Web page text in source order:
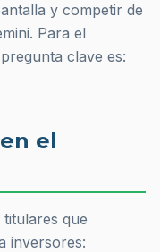
y competir de
Para el
clave es:
el
titulares que
inversores: